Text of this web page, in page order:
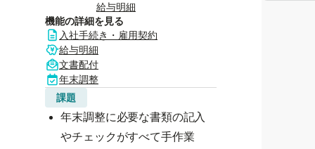
給与明細
機能の詳細を見る
入社手続き・雇用契約
給与明細
文書配付
年末調整
課題
年末調整に必要な書類の記入
やチェックがすべて手作業